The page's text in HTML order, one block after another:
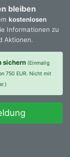
bleiben
kostenlosen
Informationen zu
Aktionen.
sichern (Einmalig
750 EUR. Nicht mit